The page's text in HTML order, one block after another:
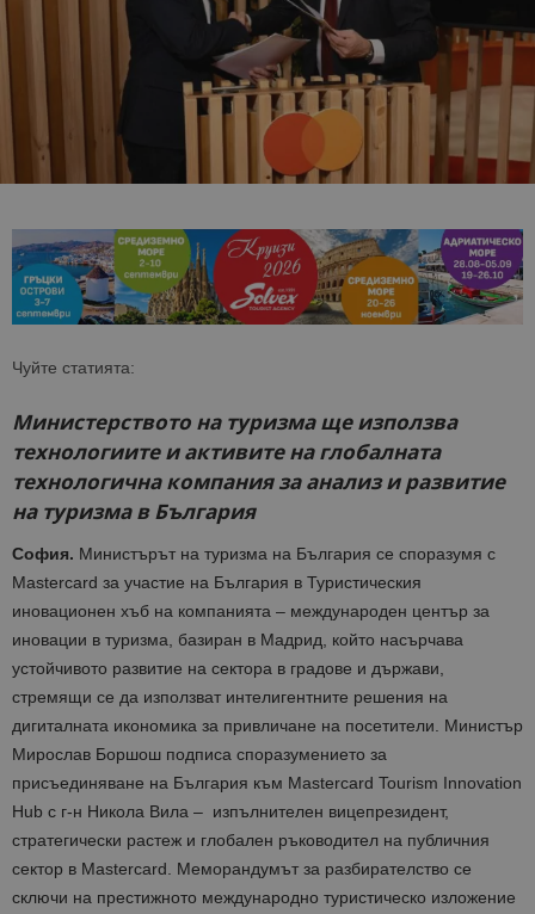
Чуйте статията:
Министерството на туризма ще използва
технологиите и активите на глобалната
технологична компания за анализ и развитие
на туризма в България
София. Министърът на туризма на България се споразумя с
Mastercard за участие на България в Туристическия
иновационен хъб на компанията – международен център за
иновации в туризма, базиран в Мадрид, който насърчава
устойчивото развитие на сектора в градове и държави,
стремящи се да използват интелигентните решения на
дигиталната икономика за привличане на посетители. Министър
Мирослав Боршош подписа споразумението за
присъединяване на България към Mastercard Tourism Innovation
Hub с г-н Никола Вила – изпълнителен вицепрезидент,
стратегически растеж и глобален ръководител на публичния
сектор в Mastercard. Меморандумът за разбирателство се
сключи на престижното международно туристическо изложение